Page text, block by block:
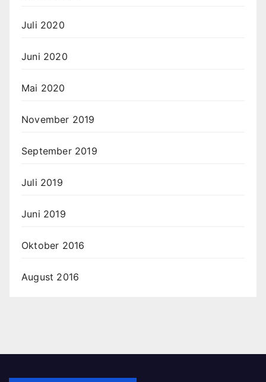
Juli 2020
Juni 2020
Mai 2020
November 2019
September 2019
Juli 2019
Juni 2019
Oktober 2016
August 2016